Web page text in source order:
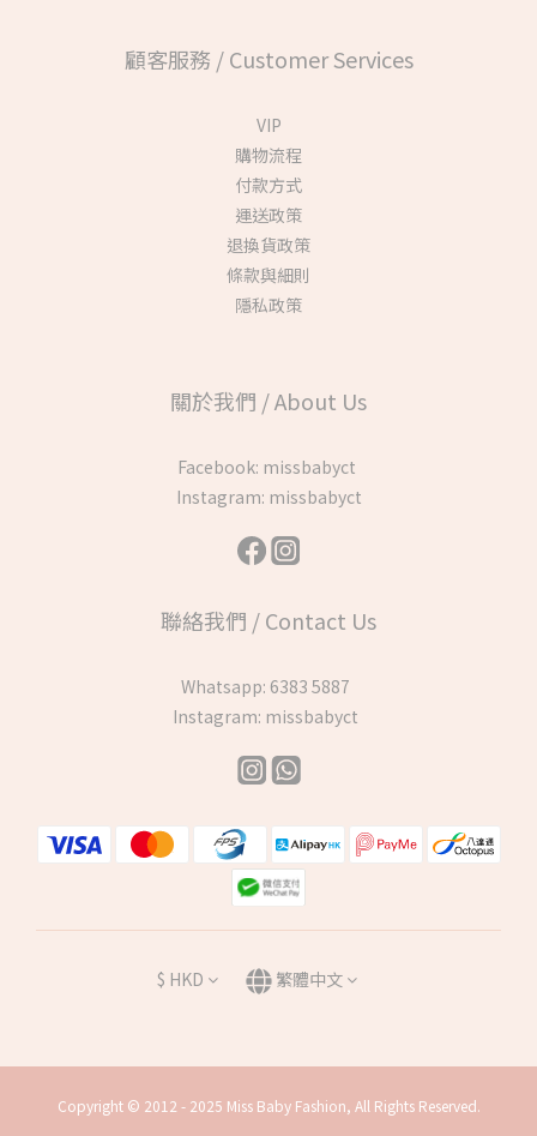
顧客服務 / Customer Services
VIP
購物流程
付款方式
運送政策
退換貨政策
條款與細則
隱私政策
關於我們 / About Us
Facebook: missbabyct
Instagram: missbabyct
聯絡我們 / Contact Us
Whatsapp: 6383 5887
Instagram: missbabyct
$ HKD 繁體中文
Copyright © 2012 - 2025 Miss Baby Fashion, All Rights Reserved.